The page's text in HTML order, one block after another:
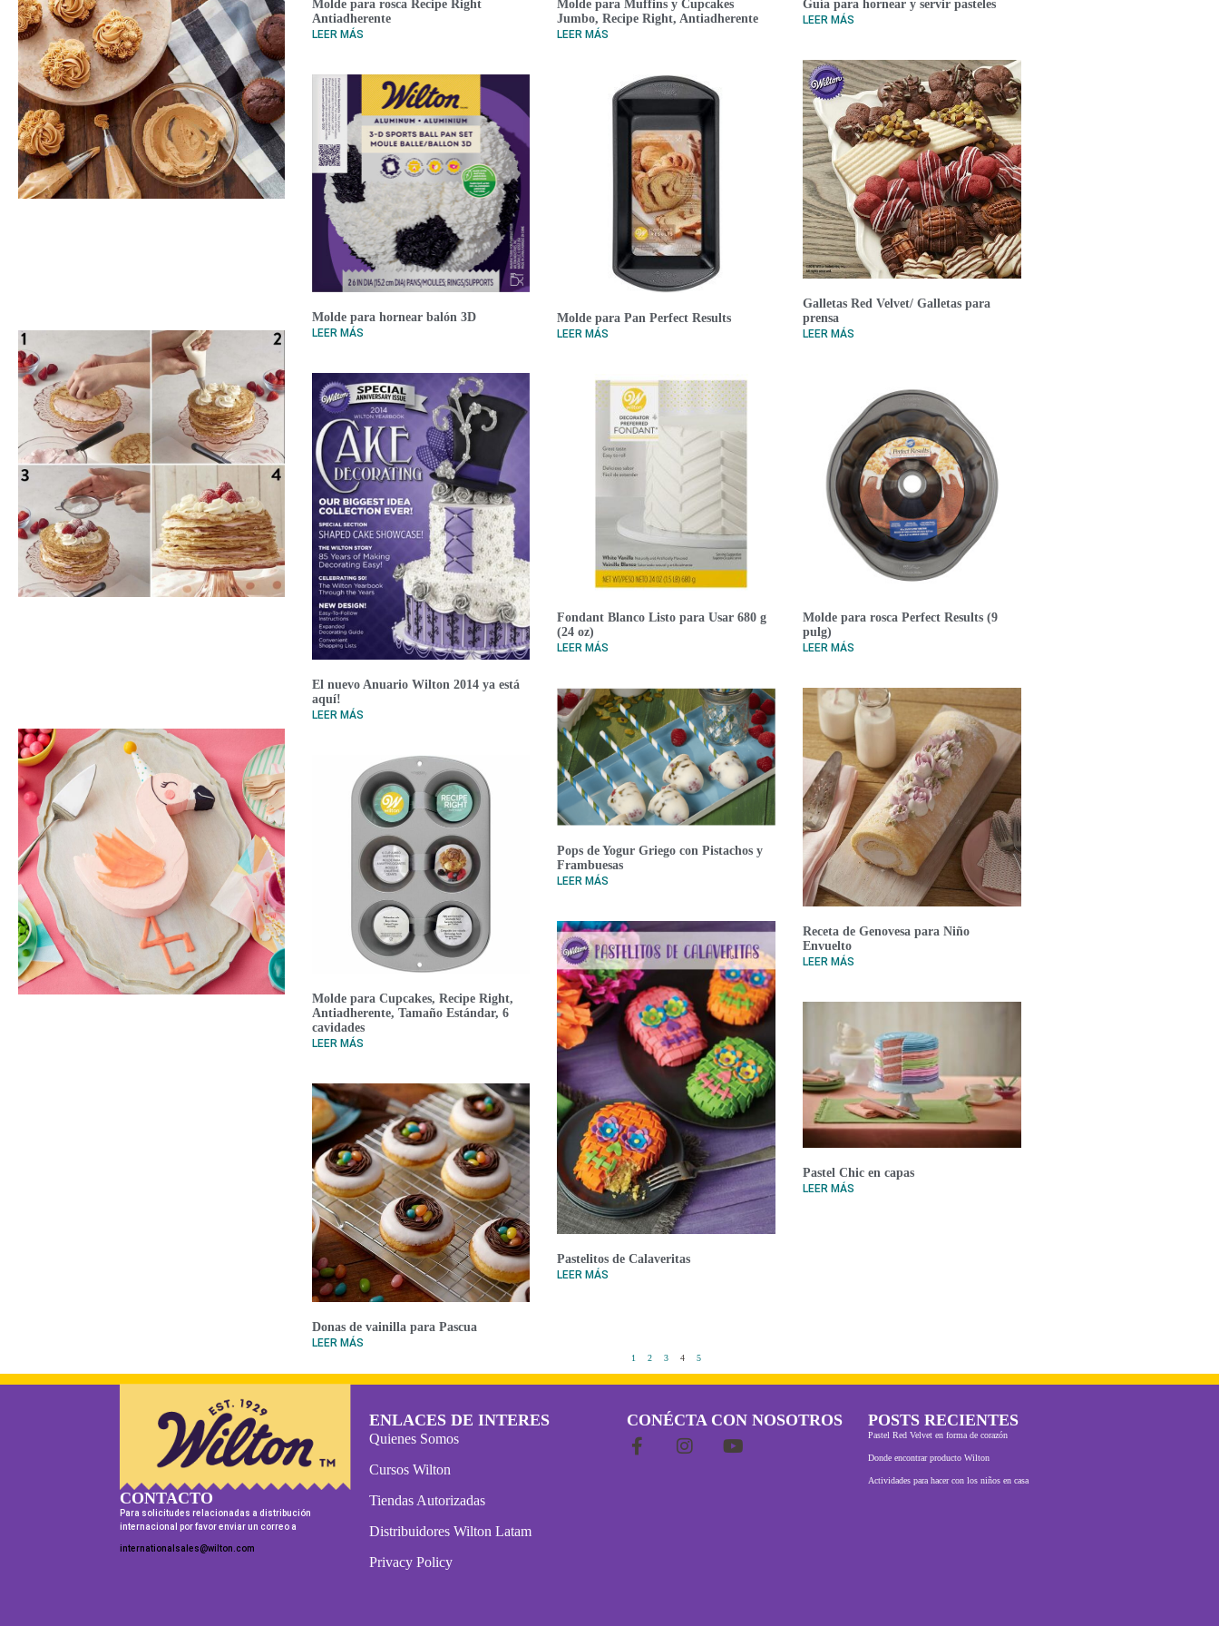
Molde para rosca Recipe Right
Antiadherente
LEER MÁS
Molde para Muffins y Cupcakes
Jumbo, Recipe Right, Antiadherente
LEER MÁS
Guía para hornear y servir pasteles
LEER MÁS
Molde para hornear balón 3D
LEER MÁS
Molde para Pan Perfect Results
LEER MÁS
Galletas Red Velvet/ Galletas para
prensa
LEER MÁS
El nuevo Anuario Wilton 2014 ya está
aquí!
LEER MÁS
Fondant Blanco Listo para Usar 680 g
(24 oz)
LEER MÁS
Molde para rosca Perfect Results (9
pulg)
LEER MÁS
Molde para Cupcakes, Recipe Right,
Antiadherente, Tamaño Estándar, 6
cavidades
LEER MÁS
Pops de Yogur Griego con Pistachos y
Frambuesas
LEER MÁS
Receta de Genovesa para Niño
Envuelto
LEER MÁS
Donas de vainilla para Pascua
LEER MÁS
Pastelitos de Calaveritas
LEER MÁS
Pastel Chic en capas
LEER MÁS
1 2 3 4 5
CONTACTO
Para solicitudes relacionadas a distribución
internacional por favor enviar un correo a
internationalsales@wilton.com
ENLACES DE INTERES
Quienes Somos
Cursos Wilton
Tiendas Autorizadas
Distribuidores Wilton Latam
Privacy Policy
CONÉCTA CON NOSOTROS POSTS RECIENTES
Pastel Red Velvet en forma de corazón
Donde encontrar producto Wilton
Actividades para hacer con los niños en casa